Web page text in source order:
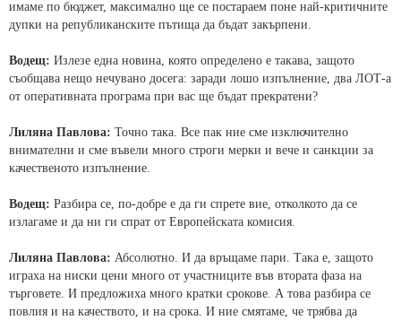
имаме по бюджет, максимално ще се постараем поне най-критичните
дупки на републиканските пътища да бъдат закърпени.
Водещ: Излезе една новина, която определено е такава, защото
съобщава нещо нечувано досега: заради лошо изпълнение, два ЛОТ-а
от оперативната програма при вас ще бъдат прекратени?
Лиляна Павлова: Точно така. Все пак ние сме изключително
внимателни и сме въвели много строги мерки и вече и санкции за
качественото изпълнение.
Водещ: Разбира се, по-добре е да ги спрете вие, отколкото да се
излагаме и да ни ги спрат от Европейската комисия.
Лиляна Павлова: Абсолютно. И да връщаме пари. Така е, защото
играха на ниски цени много от участниците във втората фаза на
търговете. И предложиха много кратки срокове. А това разбира се
повлия и на качеството, и на срока. И ние смятаме, че трябва да